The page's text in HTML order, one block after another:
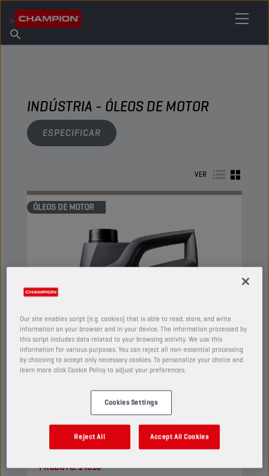
Sobre a Champion
Encontrar ponto de venda
INDÚSTRIA - ÓLEOS DE MOTOR
ESPECIFICAR
VER
ÓLEOS DE MOTOR
CHAMPIONACTIVE DEFENCE
15W-40 CI-4
PRODUTO:14616
Our site enables script (e.g. cookies) that is able to read, store, and write
information on your browser and in your device. The information processed by
this script includes data related to your browsing activity. We use this
information for various purposes. You can reject all non-essential processing
by choosing to accept only necessary cookies. To personalize your choice and
learn more click Cookie Policy to adjust your preferences.
Cookies Settings
Reject All Accept All Cookies